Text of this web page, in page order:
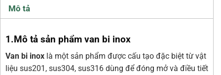
Mô tả
1.Mô tả sản phẩm van bi inox
Van bi inox là một sản phẩm được cấu tạo đặc biệt từ vật
liệu sus201, sus304, sus316 dùng để đóng mở và điều tiết